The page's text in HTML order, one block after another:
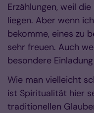
Erzählungen, weil
liegen. Aber wenn
bekomme, eines zu
sehr freuen. Auch
besondere
Wie man vielleicht
ist Spiritualität hier
traditionellen